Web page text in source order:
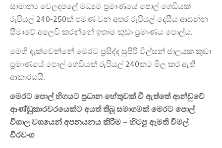
සාමාන්‍ය වෙලදපලේ මධ්‍යම ප්‍රමාණයේ පොල් ගෙඩියක්
රුපියල් 240-250ක් පමණ වන අතර රුපියල් දෙසීය ආසන්න
සීමාවේ අලෙවි කරන්නේ ඉතාම කුඩා ප්‍රමාණය පොල්ය.
මෙහි දැක්වෙන්නේ මෙරට ප්‍රසිද්ද සුපිරි විල්සන් ජාලයක කුඩා
ප්‍රමාණයේ පොල් ගෙඩියක් රුපියල් 240කට මිල කර ඇති
ආකාරයයි.
මෙරට පොල් හිගයට ප‍්‍රධාන හේතුවක් වී ඇත්තේ ආන්ඩුවේ
ආණ්ඩුකාරවරයෙක්ට අයත් තිබූ සමාගමක් මෙරට පොල්
විශාල වශයෙන් අපනයනය කිරීම – හිටපු ඇමති විමල්
වීරවංශ